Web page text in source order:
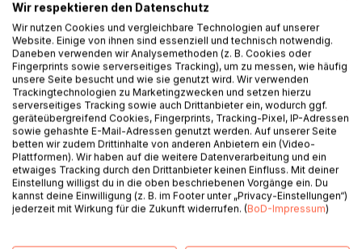
Auf die Merkliste
Titel bewerten
BESCHREIBUNG
Resilienz lesen macht Schule zu einem zentralen
Wir respektieren den Datenschutz
Wir nutzen Cookies und vergleichbare Technologien auf unserer
Website. Einige von ihnen sind essenziell und technisch notwendig.
Daneben verwenden wir Analysemethoden (z. B. Cookies oder
Fingerprints sowie serverseitiges Tracking), um zu messen, wie häufig
unsere Seite besucht und wie sie genutzt wird. Wir verwenden
Trackingtechnologien zu Marketingzwecken und setzen hierzu
serverseitiges Tracking sowie auch Drittanbieter ein, wodurch ggf.
geräteübergreifend Cookies, Fingerprints, Tracking-Pixel, IP-Adressen
sowie gehashte E-Mail-Adressen genutzt werden. Auf unserer Seite
betten wir zudem Drittinhalte von anderen Anbietern ein (Video-
Plattformen). Wir haben auf die weitere Datenverarbeitung und ein
etwaiges Tracking durch den Drittanbieter keinen Einfluss. Mit deiner
Einstellung willigst du in die oben beschriebenen Vorgänge ein. Du
kannst deine Einwilligung (z. B. im Footer unter „Privacy-Einstellungen“)
jederzeit mit Wirkung für die Zukunft widerrufen. (BoD-Impressum)